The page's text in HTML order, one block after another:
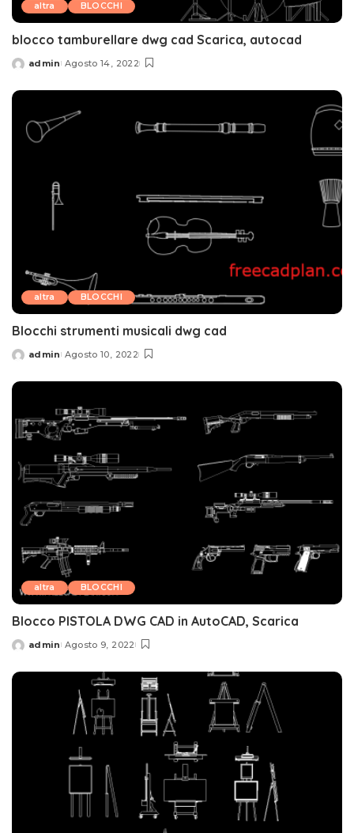
altra BLOCCHI
blocco tamburellare dwg cad Scarica, autocad
Posted
admin Agosto 14, 2022
altra BLOCCHI
Blocchi strumenti musicali dwg cad
Posted
admin Agosto 10, 2022
altra BLOCCHI
Blocco PISTOLA DWG CAD in AutoCAD, Scarica
Posted
admin Agosto 9, 2022